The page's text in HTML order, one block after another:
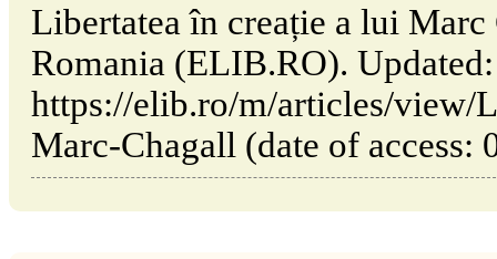
Libertatea în creație a lui
Romania (ELIB.RO).
https://elib.ro/m/articles/view/
Marc-Chagall (date of access: